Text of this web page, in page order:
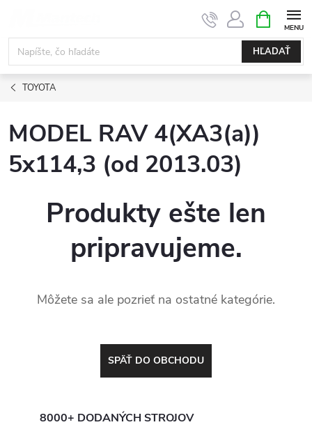
obsah
HĽADAŤ
KOŠÍK
TOYOTA
MODEL RAV 4(XA3(a))
5x114,3 (od 2013.03)
Produkty ešte len
pripravujeme.
Môžete sa ale pozrieť na ostatné kategórie.
SPÄŤ DO OBCHODU
8000+ DODANÝCH STROJOV